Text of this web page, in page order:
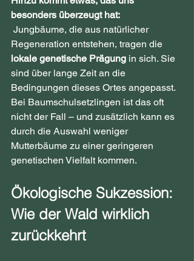
besonders überzeugt hat:
Regeneration entstehen, tragen die
lokale genetische Prägung in sich. Sie
sind über lange Zeit an die
Bedingungen dieses Ortes angepasst.
Bei Baumschulsetzlingen ist das oft
nicht der Fall – und zusätzlich kann es
durch die Auswahl weniger
Mutterbäume zu einer geringeren
genetischen Vielfalt kommen.
Ökologische Sukzession:
Wie der Wald wirklich
zurückkehrt